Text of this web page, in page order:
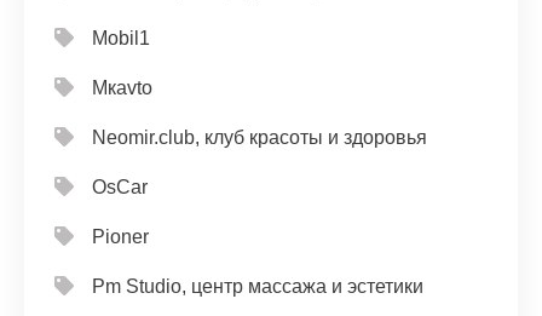
Mobil1
Mкavto
Neomir.club, клуб красоты и здоровья
OsCar
Pioner
Pm Studio, центр массажа и эстетики